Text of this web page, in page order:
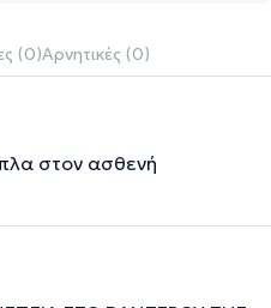
(0)Αρνητικές (0)
στον ασθενή